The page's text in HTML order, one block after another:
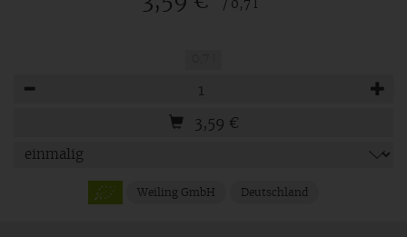
/ 0,7 l
3,59 €
Weiling GmbH Deutschland